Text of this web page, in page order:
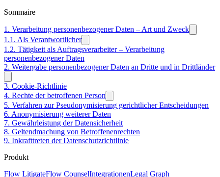
Sommaire
1. Verarbeitung personenbezogener Daten – Art und Zweck
1.1. Als Verantwortlicher
1.2. Tätigkeit als Auftragsverarbeiter – Verarbeitung
personenbezogener Daten
2. Weitergabe personenbezogener Daten an Dritte und in Drittländer
3. Cookie-Richtlinie
4. Rechte der betroffenen Person
5. Verfahren zur Pseudonymisierung gerichtlicher Entscheidungen
6. Anonymisierung weiterer Daten
7. Gewährleistung der Datensicherheit
8. Geltendmachung von Betroffenenrechten
9. Inkrafttreten der Datenschutzrichtlinie
Produkt
Flow LitigateFlow CounselIntegrationenLegal Graph